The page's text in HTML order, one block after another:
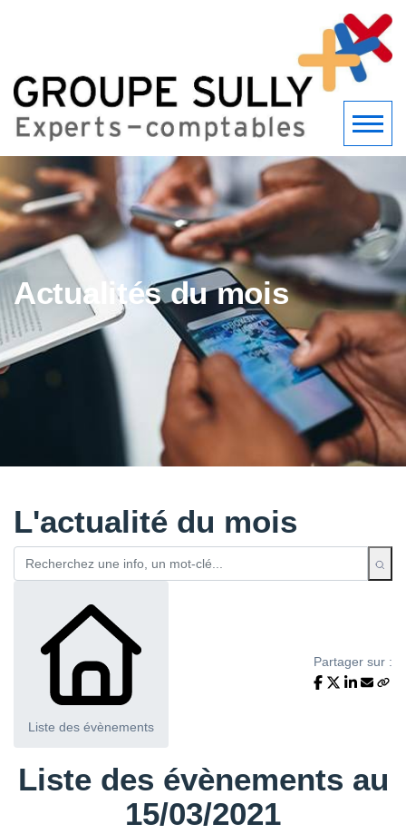
Actualités du mois
L'actualité du mois
Liste des évènements
Partager sur :
Liste des évènements au
15/03/2021